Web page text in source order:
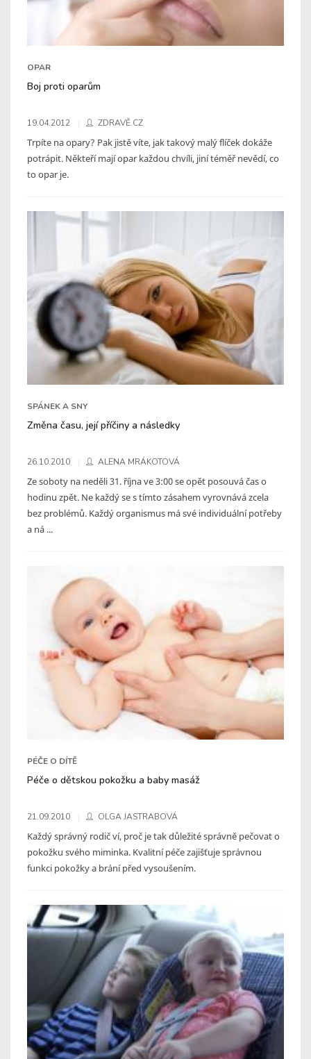
OPAR
Boj proti oparům
19.04.2012 ZDRAVĚ.CZ
Trpíte na opary? Pak jistě víte, jak takový malý flíček dokáže
potrápit. Někteří mají opar každou chvíli, jiní téměř nevědí, co
to opar je.
SPÁNEK A SNY
Změna času, její příčiny a následky
26.10.2010 ALENA MRÁKOTOVÁ
Ze soboty na neděli 31. října ve 3:00 se opět posouvá čas o
hodinu zpět. Ne každý se s tímto zásahem vyrovnává zcela
bez problémů. Každý organismus má své individuální potřeby
a ná ...
PÉČE O DÍTĚ
Péče o dětskou pokožku a baby masáž
21.09.2010 OLGA JASTRABOVÁ
Každý správný rodič ví, proč je tak důležité správně pečovat o
pokožku svého miminka. Kvalitní péče zajišťuje správnou
funkci pokožky a brání před vysoušením.